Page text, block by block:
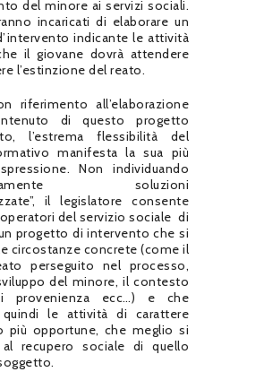
del minore ai servizi sociali.
incaricati di elaborare un
indicante le attività
il giovane dovrà attendere
l’estinzione del reato.
riferimento all’elaborazione
di questo progetto
l’estrema flessibilità del
manifesta la sua più
Non individuando
soluzioni
il legislatore consente
del servizio sociale di
progetto di intervento che si
circostanze concrete (come il
perseguito nel processo,
del minore, il contesto
provenienza ecc…) e che
quindi le attività di carattere
più opportune, che meglio si
al recupero sociale di quello